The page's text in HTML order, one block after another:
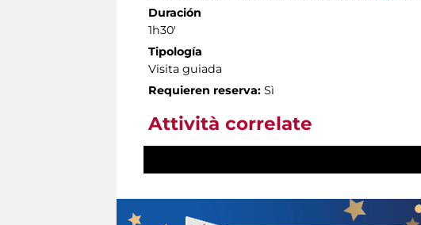
Duración
1h30'
Tipología
Visita guiada
Requieren reserva: Sì
Attività correlate